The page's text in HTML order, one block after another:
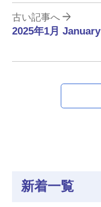
古い記事へ
2025年1月 January
新着一覧